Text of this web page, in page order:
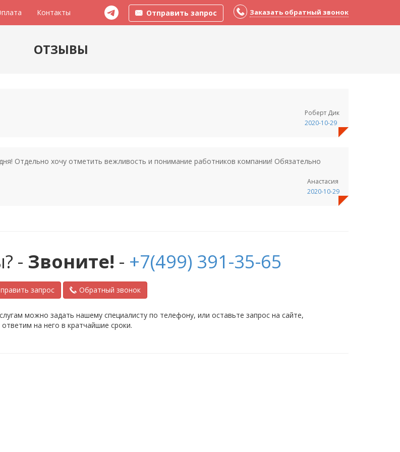
Отправить запрос Заказать обратный звонок
Контакты
ОТЗЫВЫ
Роберт Дик
2020-10-29
Отдельно хочу отметить вежливость и понимание работников компании! Обязательно
Анастасия
2020-10-29
- Звоните! - +7(499) 391-35-65
запрос Обратный звонок
можно задать нашему специалисту по телефону, или оставьте запрос на сайте,
на него в кратчайшие сроки.